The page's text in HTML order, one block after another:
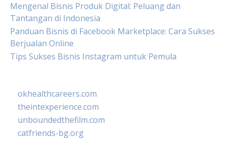
Mengenal Bisnis Produk Digital: Peluang dan
Tantangan di Indonesia
Panduan Bisnis di Facebook Marketplace: Cara Sukses
Berjualan Online
Tips Sukses Bisnis Instagram untuk Pemula
okhealthcareers.com
theintexperience.com
unboundedthefilm.com
catfriends-bg.org